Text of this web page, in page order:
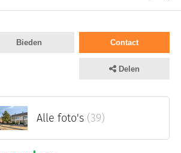
Contact
Bieden
Delen
Alle foto's (39)